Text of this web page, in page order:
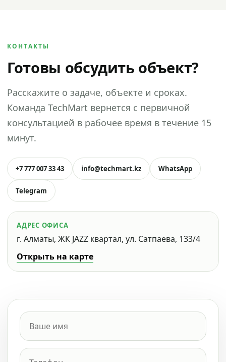
КОНТАКТЫ
Готовы обсудить объект?
Расскажите о задаче, объекте и сроках.
Команда TechMart вернется с первичной
консультацией в рабочее время в течение 15
минут.
+7 777 007 33 43 info@techmart.kz WhatsApp
Telegram
АДРЕС ОФИСА
г. Алматы, ЖК JAZZ квартал, ул. Сатпаева, 133/4
Открыть на карте